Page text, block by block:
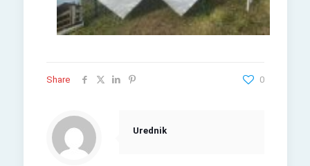
Share 0
Urednik